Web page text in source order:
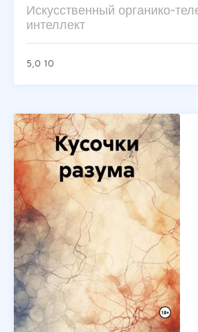
Искусственный органико-
интеллект
5,0 10